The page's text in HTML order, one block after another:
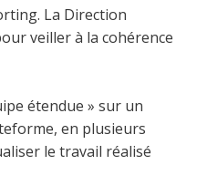
La Direction
veiller à la cohérence
étendue » sur un
en plusieurs
le travail réalisé